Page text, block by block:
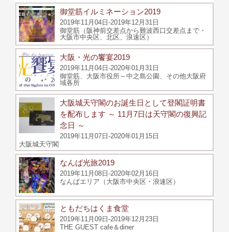
御堂筋イルミネーション2019
2019年11月04日-2019年12月31日
御堂筋（阪神前交差点から難波西口交差点まで・
大阪市中央区、北区、浪速区）
大阪・光の饗宴2019
2019年11月04日-2020年01月31日
御堂筋、大阪市役所～中之島公園、その他大阪府
域各所
大阪城天守閣のお誕生日として登閣証明書
を配布します ～ 11月7日は天守閣の復興記
念日 ～
2019年11月07日-2020年01月15日
大阪城天守閣
なんば光旅2019
2019年11月08日-2020年02月16日
なんばエリア（大阪市中央区・浪速区）
ともだちはくま食堂
2019年11月09日-2019年12月23日
THE GUEST cafe＆diner